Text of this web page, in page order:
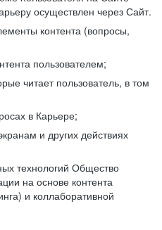
осуществлен через Сайт.
контента (вопросы,
пользователем;
читает пользователь, в том
в Карьере;
и других действиях
технологий Общество
на основе контента
и коллаборативной